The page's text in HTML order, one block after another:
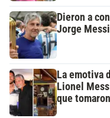
Dieron a
Jorge Messi
La emotiva
Lionel
que tomaron